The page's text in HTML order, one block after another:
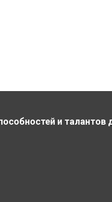
и